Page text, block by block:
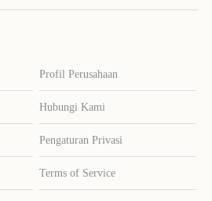
Profil Perusahaan
Hubungi Kami
Pengaturan Privasi
Terms of Service